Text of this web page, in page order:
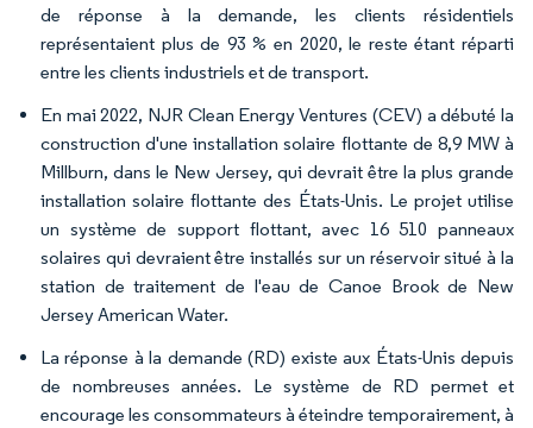
de réponse à la demande, les clients résidentiels
représentaient plus de 93 % en 2020, le reste étant réparti
entre les clients industriels et de transport.
En mai 2022, NJR Clean Energy Ventures (CEV) a débuté la
construction d'une installation solaire flottante de 8,9 MW à
Millburn, dans le New Jersey, qui devrait être la plus grande
installation solaire flottante des États-Unis. Le projet utilise
un système de support flottant, avec 16 510 panneaux
solaires qui devraient être installés sur un réservoir situé à la
station de traitement de l'eau de Canoe Brook de New
Jersey American Water.
La réponse à la demande (RD) existe aux États-Unis depuis
de nombreuses années. Le système de RD permet et
encourage les consommateurs à éteindre temporairement, à